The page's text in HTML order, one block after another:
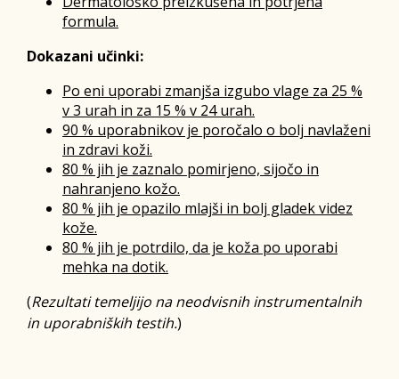
formula.
Dokazani učinki:
Po eni uporabi zmanjša izgubo vlage za 25 %
v 3 urah in za 15 % v 24 urah.
90 % uporabnikov je poročalo o bolj navlaženi
in zdravi koži.
80 % jih je zaznalo pomirjeno, sijočo in
nahranjeno kožo.
80 % jih je opazilo mlajši in bolj gladek videz
kože.
80 % jih je potrdilo, da je koža po uporabi
mehka na dotik.
(Rezultati temeljijo na neodvisnih instrumentalnih
in uporabniških testih.)